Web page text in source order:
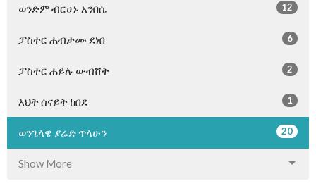
ወንድም ብርሀኑ አንበሴ 12
ፓስተር ሐብታሙ ደነበ 6
ፓስተር ሐይሉ ውብሸት 2
እህት ሰናይት ከበደ 1
ወንጌላዌ ያሬድ ጥላሁን 20
Show More